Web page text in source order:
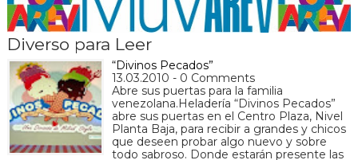
Diverso para Leer
“Divinos Pecados”
13.03.2010 - 0 Comments
Abre sus puertas para la familia
venezolana.Heladería “Divinos Pecados”
abre sus puertas en el Centro Plaza, Nivel
Planta Baja, para recibir a grandes y chicos
que deseen probar algo nuevo y sobre
todo sabroso. Donde estarán presente las